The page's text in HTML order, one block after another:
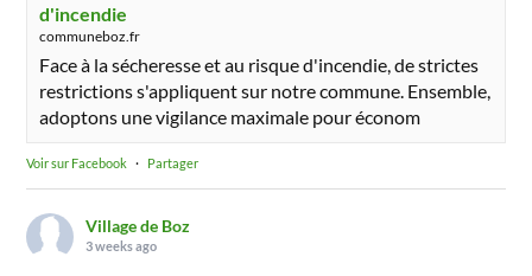
d'incendie
communeboz.fr
Face à la sécheresse et au risque d'incendie, de strictes
restrictions s'appliquent sur notre commune. Ensemble,
adoptons une vigilance maximale pour économ
Voir sur Facebook · Partager
Village de Boz
3 weeks ago